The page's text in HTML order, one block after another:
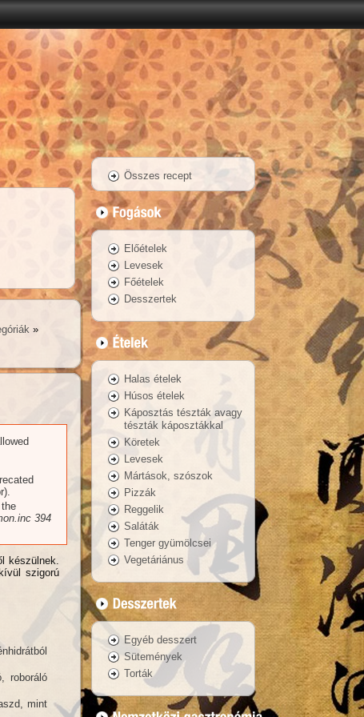
»
394
készülnek.
szigorú
roboráló
mint
Összes recept
Előételek
Levesek
Főételek
Desszertek
Halas ételek
Húsos ételek
Káposztás tészták avagy
tészták káposztákkal
Köretek
Levesek
Mártások, szószok
Pizzák
Reggelik
Saláták
Tenger gyümölcsei
Vegetáriánus
Egyéb desszert
Sütemények
Torták